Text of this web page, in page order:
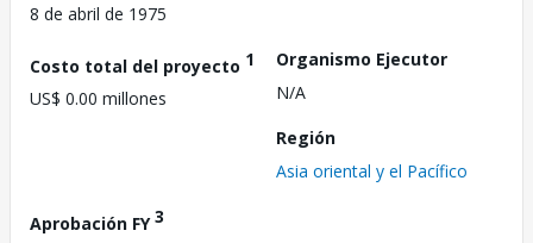
8 de abril de 1975
Costo total del proyecto 1
US$ 0.00 millones
Organismo Ejecutor
N/A
Región
Asia oriental y el Pacífico
Aprobación FY3